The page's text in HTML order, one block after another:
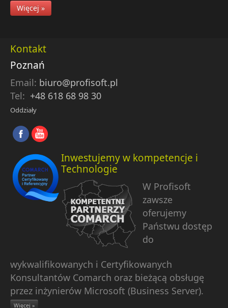
Więcej »
Kontakt
Poznań
Email: biuro@profisoft.pl
Tel: +48 618 68 98 30
Oddziały
Inwestujemy w kompetencje i
Technologie
W Profisoft
zawsze
oferujemy
Państwu dostęp
do
wykwalifikowanych i Certyfikowanych
Konsultantów Comarch oraz bieżącą obsługę
przez inżynierów Microsoft (Business Server).
Więcej »